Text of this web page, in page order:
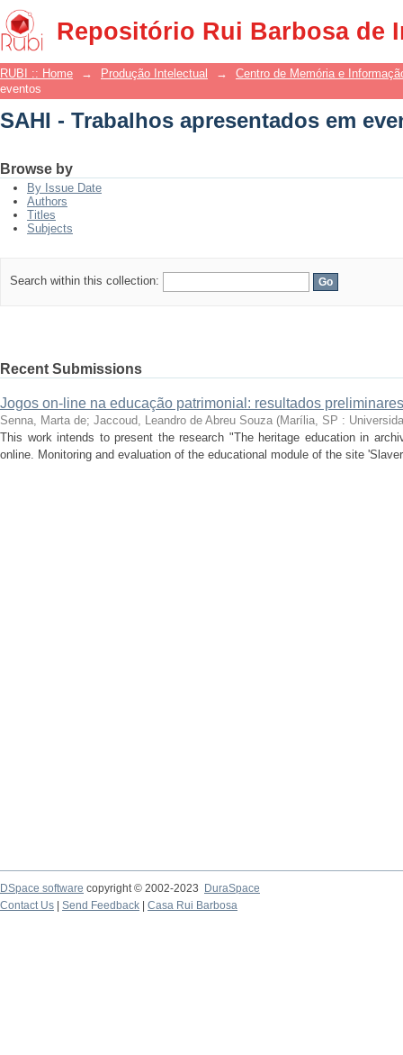
Repositório Rui Barbosa de
SAHI - Trabalhos apresentados em
RUBI :: Home → Produção Intelectual →
Centro de Memória e
eventos
SAHI - Trabalhos apresentados em
Browse by
By Issue Date
Authors
Titles
Subjects
Search within this collection:
Recent Submissions
Jogos on-line na educação patrimonial: resultados preliminares
Senna, Marta de; Jaccoud, Leandro de Abreu Souza (Marília, SP :
This work intends to present the research "The heritage education in
online. Monitoring and evaluation of the educational module of the site
DSpace software copyright © 2002-2023
DuraSpace
Contact Us
Send Feedback Casa Rui Barbosa